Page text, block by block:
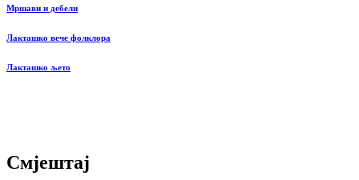
Мршави и дебели
Лакташко вече фолклора
Лакташко љето
Смјештај